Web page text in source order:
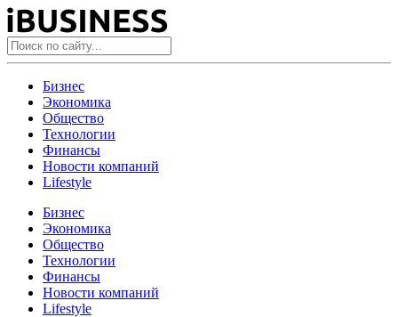
Бизнес
Экономика
Общество
Технологии
Финансы
Новости компаний
Lifestyle
Бизнес
Экономика
Общество
Технологии
Финансы
Новости компаний
Lifestyle